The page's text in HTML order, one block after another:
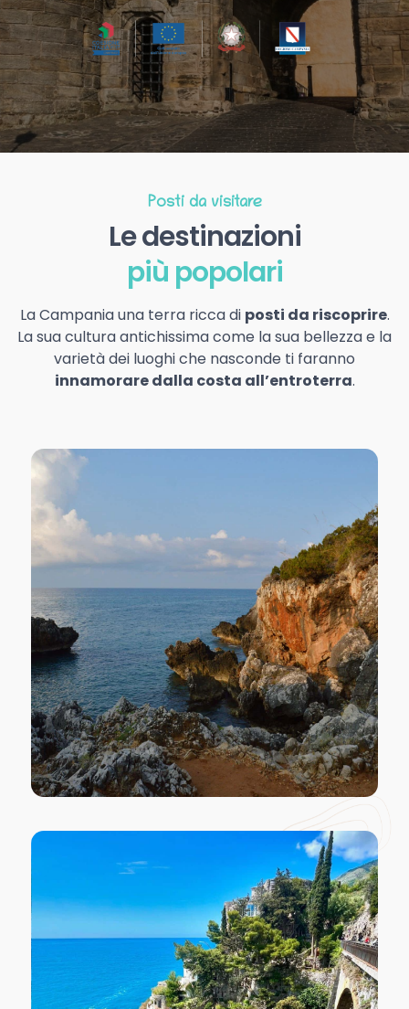
Posti da visitare
Le destinazioni
più popolari
La Campania una terra ricca di posti da riscoprire.
La sua cultura antichissima come la sua bellezza e la
varietà dei luoghi che nasconde ti faranno
innamorare dalla costa all’entroterra.